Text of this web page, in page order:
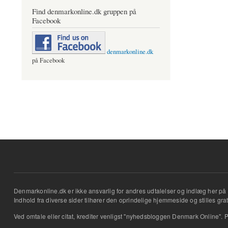
Find denmarkonline.dk gruppen på
Facebook
denmarkonline.dk
på Facebook
Denmarkonline.dk er ikke ansvarlig for andres udtalelser og indlæg her på
Indhold fra diverse sider tilhører den oprindelige hjemmeside og stilles
Ved omtale eller citat, krediter venligst "nyhedsbloggen Denmark Online".